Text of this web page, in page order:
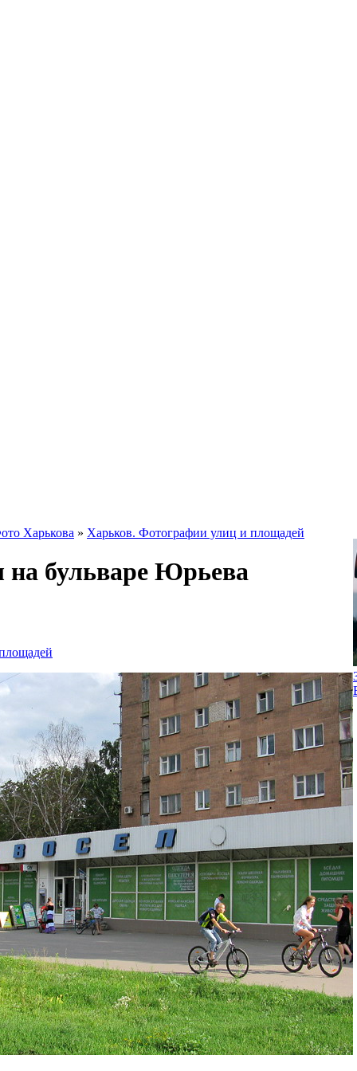
Харькова » Харьков. Фотографии улиц и площадей
на бульваре Юрьева